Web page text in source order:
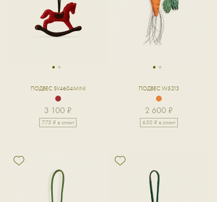
1 2
ПОДВЕС SV4604MINI
3 100 ₽
775 ₽ в сплит
1 2
ПОДВЕС W5213
2 600 ₽
650 ₽ в сплит